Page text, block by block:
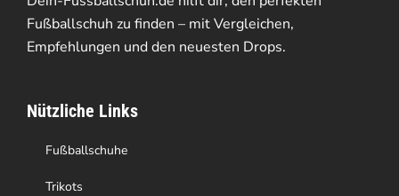
Optionen
können
der
Produktseite
gewählt
Fußballschuh zu finden – mit Vergleichen,
Empfehlungen und den neuesten Drops.
Nützliche Links
Fußballschuhe
Trikots